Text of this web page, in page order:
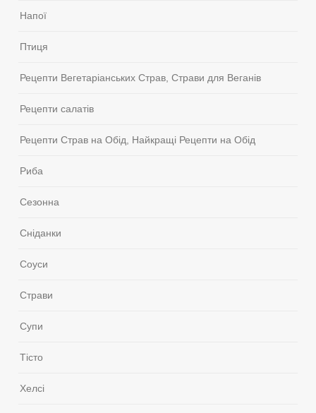
Напої
Птиця
Рецепти Вегетаріанських Страв, Страви для Веганів
Рецепти салатів
Рецепти Страв на Обід, Найкращі Рецепти на Обід
Риба
Сезонна
Сніданки
Соуси
Страви
Супи
Тісто
Хелсі